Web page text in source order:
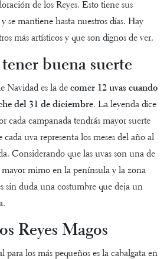
de los Reyes. Esto tiene sus
se mantiene hasta nuestros días. Hay
más artísticos y que son dignos de ver.
buena suerte
Navidad es la de comer 12 uvas cuando
del 31 de diciembre. La leyenda dice
cada campanada tendrás mayor suerte
uva representa los meses del año al
Considerando que las uvas son una de
mayor mimo en la península y la zona
sin duda una costumbre que deja un
Reyes Magos
para los más pequeños es la cabalgata en